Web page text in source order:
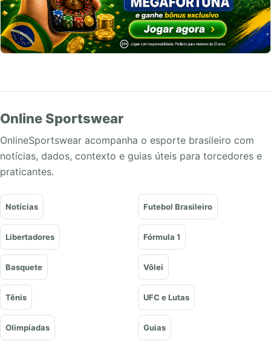
Online Sportswear
OnlineSportswear acompanha o esporte brasileiro com
notícias, dados, contexto e guias úteis para torcedores e
praticantes.
Notícias Futebol Brasileiro
Libertadores Fórmula 1
Basquete Vôlei
Tênis UFC e Lutas
Olimpíadas Guias